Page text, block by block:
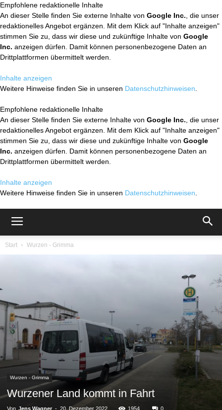
Empfohlene redaktionelle Inhalte
An dieser Stelle finden Sie externe Inhalte von Google Inc. , die unser
redaktionelles Angebot ergänzen. Mit dem Klick auf "Inhalte anzeigen"
stimmen Sie zu, dass wir diese und zukünftige Inhalte von Google
Inc. anzeigen dürfen. Damit können personenbezogene Daten an
Drittplattformen übermittelt werden.
Inhalte anzeigen
Weitere Hinweise finden Sie in unseren Datenschutzhinweisen
Empfohlene redaktionelle Inhalte
An dieser Stelle finden Sie externe Inhalte von Google Inc. , die unser
redaktionelles Angebot ergänzen. Mit dem Klick auf "Inhalte anzeigen"
stimmen Sie zu, dass wir diese und zukünftige Inhalte von Google
Inc. anzeigen dürfen. Damit können personenbezogene Daten an
Drittplattformen übermittelt werden.
Inhalte anzeigen
Weitere Hinweise finden Sie in unseren Datenschutzhinweisen
Start Wurzen - Grimma
Wurzen - Grimma
Wurzener Land kommt in Fahrt
Von Jens Wagner - 20. Dezember 2022 1954 0